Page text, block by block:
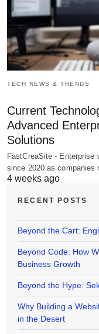
TECH NEWS & TRENDS
Current
Advanced
Solutions
FastCreaSite - Enterprise
since 2020 as
4 weeks ago
RECENT POSTS
Beyond the Cart:
Beyond Code: How
Business Growth
Beyond the Hype:
Why Building a
in the Desert